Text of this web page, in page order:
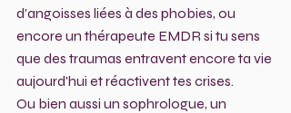
d'angoisses liées à des phobies, ou
encore un thérapeute EMDR si tu sens
que des traumas entravent encore ta vie
aujourd'hui et réactivent tes crises.
Ou bien aussi un sophrologue, un